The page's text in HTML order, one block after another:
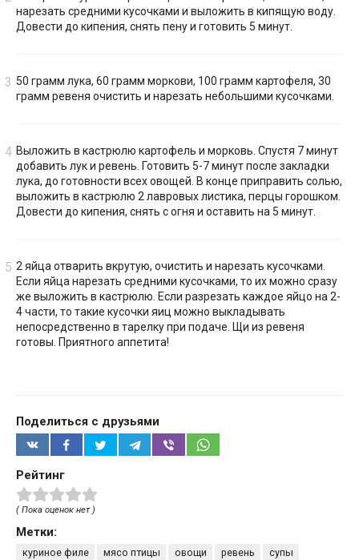
нарезать средними кусочками и выложить в кипящую воду.
Довести до кипения, снять пену и готовить 5 минут.
50 грамм лука, 60 грамм моркови, 100 грамм картофеля, 30
грамм ревеня очистить и нарезать небольшими кусочками.
Выложить в кастрюлю картофель и морковь. Спустя 7 минут
добавить лук и ревень. Готовить 5-7 минут после закладки
лука, до готовности всех овощей. В конце приправить солью,
выложить в кастрюлю 2 лавровых листика, перцы горошком.
Довести до кипения, снять с огня и оставить на 5 минут.
2 яйца отварить вкрутую, очистить и нарезать кусочками.
Если яйца нарезать средними кусочками, то их можно сразу
же выложить в кастрюлю. Если разрезать каждое яйцо на 2-
4 части, то такие кусочки яиц можно выкладывать
непосредственно в тарелку при подаче. Щи из ревеня
готовы. Приятного аппетита!
Поделиться с друзьями
Рейтинг
( Пока оценок нет )
Метки:
куриное филе мясо птицы овощи ревень супы